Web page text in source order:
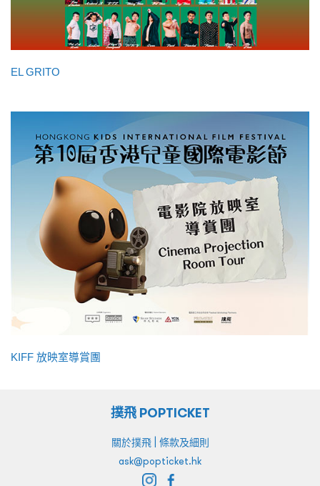
EL GRITO
KIFF 放映室導賞團
撲飛 POPTICKET
關於撲飛| 條款及細則
ask@popticket.hk